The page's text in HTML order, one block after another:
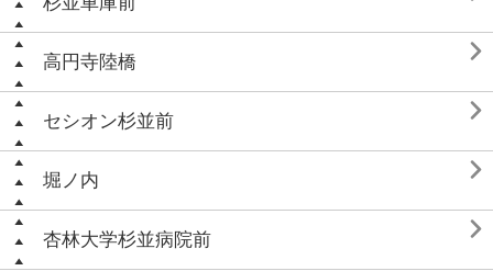
高円寺陸橋 
セシオン杉並前 
堀ノ内 
杏林大学杉並病院前 